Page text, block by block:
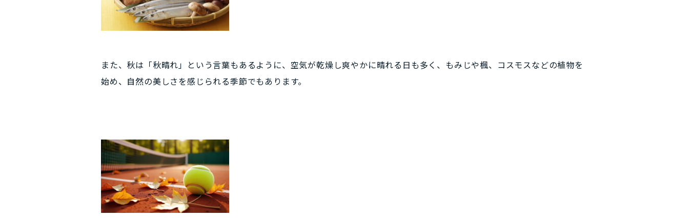
また、秋は「秋晴れ」という言葉もあるように、空気が乾燥し爽やかに晴れる日も多く、もみじや楓、コスモスなどの植物を
始め、自然の美しさを感じられる季節でもあります。